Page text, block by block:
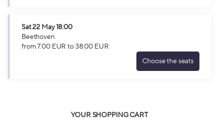
7.00
EUR
to
Sat22 May18:00
Beethoven
from7.00 EUR to38.00 EUR
Choose the seats
Beethoven
YOUR SHOPPING CART